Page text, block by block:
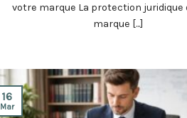
votre marque La protection juridique
marque [...]
16
Mar